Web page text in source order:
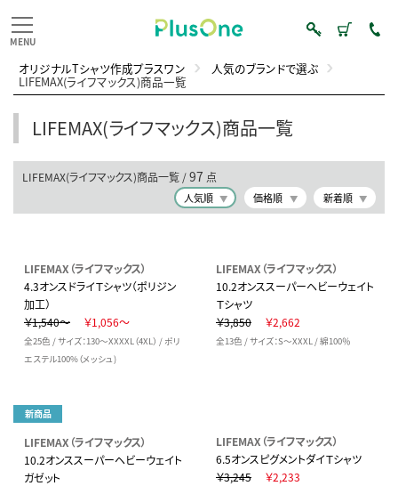
オリジナルTシャツ作成プラスワン 人気のブランドで選ぶ
LIFEMAX(ライフマックス)商品一覧
LIFEMAX(ライフマックス)商品一覧
LIFEMAX(ライフマックス)商品一覧 /97 点
人気順 価格順 新着順
LIFEMAX（ライフマックス）
4.3オンスドライＴシャツ（ポリジン
加工）
￥1,540～
￥1,056～
全25色 / サイズ：130～XXXXL（4XL） / ポリ
エステル100%（メッシュ)
LIFEMAX（ライフマックス）
10.2オンススーパーヘビーウェイト
Ｔシャツ
￥3,850
￥2,662
全13色 / サイズ：S～XXXL / 綿100％
新商品
LIFEMAX（ライフマックス）
10.2オンススーパーヘビーウェイト
ガゼット
LIFEMAX（ライフマックス）
6.5オンスピグメントダイＴシャツ
￥3,245
￥2,233